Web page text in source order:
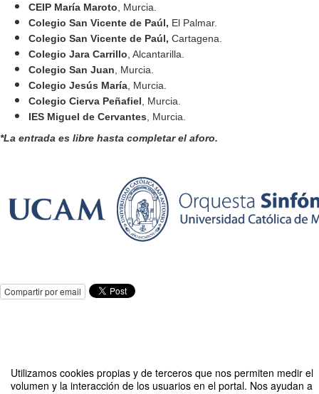
Utilizamos cookies propias y de terceros que nos permiten medir el
volumen y la interacción de los usuarios en el portal. Nos ayudan a
CEIP María Maroto , Murcia.
Colegio San Vicente de Paúl, El Palmar.
Colegio San Vicente de Paúl, Cartagena.
Colegio Jara Carrillo , Alcantarilla.
Colegio San Juan , Murcia.
Colegio Jesús María , Murcia.
Colegio Cierva Peñafiel , Murcia.
IES Miguel de Cervantes , Murcia.
*La entrada es libre hasta completar el aforo.
Compartir por email
Talleres Instrumentales Concierto Final de Curso XI Aniversario